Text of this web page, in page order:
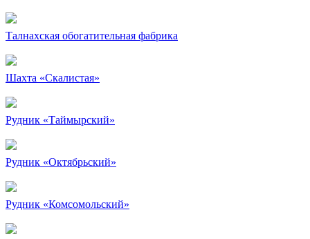
Талнахская обогатительная фабрика
Шахта «Скалистая»
Рудник «Таймырский»
Рудник «Октябрьский»
Рудник «Комсомольский»